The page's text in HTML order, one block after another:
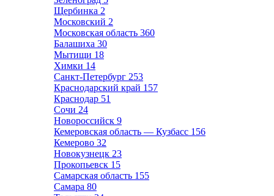
Щербинка 2
Московский 2
Московская область 360
Балашиха 30
Мытищи 18
Химки 14
Санкт-Петербург 253
Краснодарский край 157
Краснодар 51
Сочи 24
Новороссийск 9
Кемеровская область — Кузбасс 156
Кемерово 32
Новокузнецк 23
Прокопьевск 15
Самарская область 155
Самара 80